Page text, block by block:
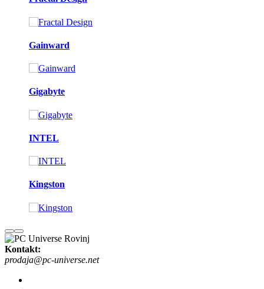
Gainward
Gigabyte
INTEL
Kingston
Kontakt:
prodaja@pc-universe.net